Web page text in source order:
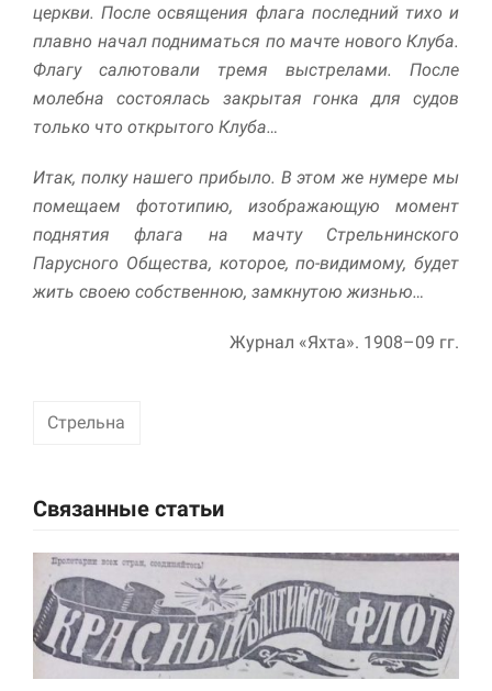
церкви. После освящения флага последний тихо и
плавно начал подниматься по мачте нового Клуба.
Флагу салютовали тремя выстрелами. После
молебна состоялась закрытая гонка для судов
только что открытого Клуба…
Итак, полку нашего прибыло. В этом же нумере мы
помещаем фототипию, изображающую момент
поднятия флага на мачту Стрельнинского
Парусного Общества, которое, по-видимому, будет
жить своею собственною, замкнутою жизнью…
Журнал «Яхта». 1908–09 гг.
Стрельна
Связанные статьи